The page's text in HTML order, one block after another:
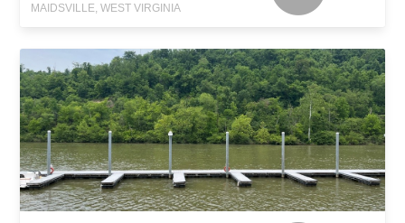
MAIDSVILLE, WEST VIRGINIA